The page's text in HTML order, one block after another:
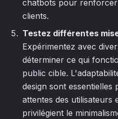
chatbots pour
clients.
Testez différentes
Expérimentez avec
déterminer ce qui
public cible.
design sont
attentes des utilisateurs
privilégient le